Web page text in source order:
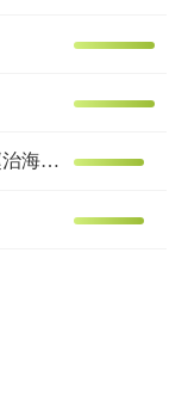
让国家粮仓装上更多“中国粮” 农学家赵治海的谷子梦